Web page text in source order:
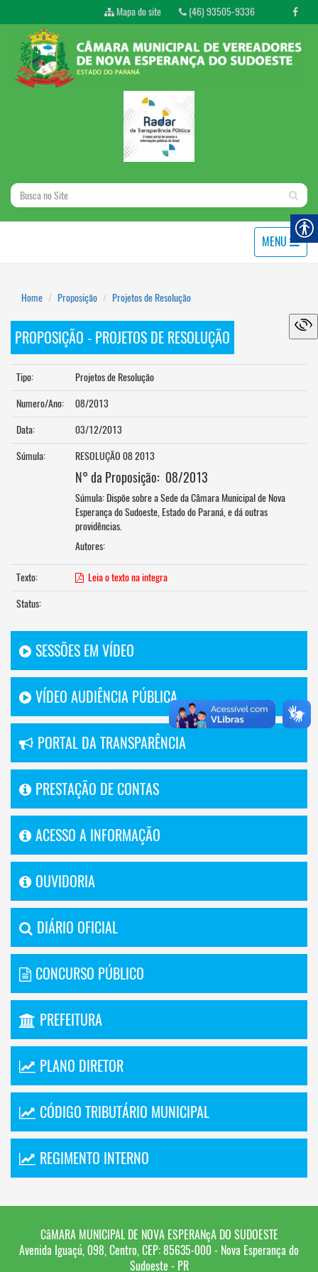
Mapa do site (46) 93505-9336
MENU
Home Proposição Projetos de Resolução
PROPOSIÇÃO - PROJETOS DE RESOLUÇÃO
Tipo:
Projetos de Resolução
Numero/Ano:
08/2013
Data:
03/12/2013
Súmula:
RESOLUÇÃO 08 2013
N° da Proposição: 08/2013
Súmula: Dispõe sobre a Sede da Câmara Municipal de Nova
Esperança do Sudoeste, Estado do Paraná, e dá outras
providências.
Autores:
Texto:
Leia o texto na integra
Status:
SESSÕES EM VÍDEO
VÍDEO AUDIÊNCIA PÚBLICA
PORTAL DA TRANSPARÊNCIA
PRESTAÇÃO DE CONTAS
ACESSO A INFORMAÇÃO
OUVIDORIA
DIÁRIO OFICIAL
CONCURSO PÚBLICO
PREFEITURA
PLANO DIRETOR
CÓDIGO TRIBUTÁRIO MUNICIPAL
REGIMENTO INTERNO
CâMARA MUNICIPAL DE NOVA ESPERANçA DO SUDOESTE
Avenida Iguaçú, 098, Centro, CEP: 85635-000 - Nova Esperança do
Sudoeste - PR